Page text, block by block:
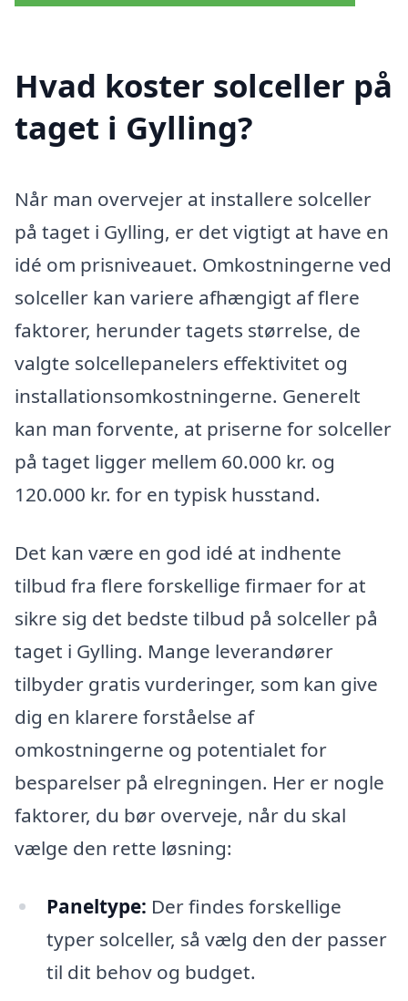
Hvad koster solceller på
taget i Gylling?
Når man overvejer at installere solceller
på taget i Gylling, er det vigtigt at have en
idé om prisniveauet. Omkostningerne ved
solceller kan variere afhængigt af flere
faktorer, herunder tagets størrelse, de
valgte solcellepanelers effektivitet og
installationsomkostningerne. Generelt
kan man forvente, at priserne for solceller
på taget ligger mellem 60.000 kr. og
120.000 kr. for en typisk husstand.
Det kan være en god idé at indhente
tilbud fra flere forskellige firmaer for at
sikre sig det bedste tilbud på solceller på
taget i Gylling. Mange leverandører
tilbyder gratis vurderinger, som kan give
dig en klarere forståelse af
omkostningerne og potentialet for
besparelser på elregningen. Her er nogle
faktorer, du bør overveje, når du skal
vælge den rette løsning:
Paneltype: Der findes forskellige
typer solceller, så vælg den der passer
til dit behov og budget.